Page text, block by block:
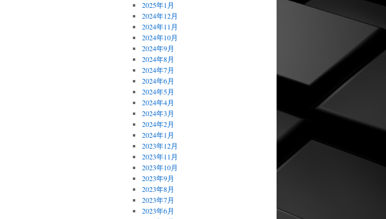
2025年1月
2024年12月
2024年11月
2024年10月
2024年9月
2024年8月
2024年7月
2024年6月
2024年5月
2024年4月
2024年3月
2024年2月
2024年1月
2023年12月
2023年11月
2023年10月
2023年9月
2023年8月
2023年7月
2023年6月